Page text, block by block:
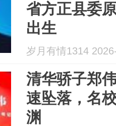
省方正县委
出生
岁月有情1314
清华骄子郑
速坠落，名
渊